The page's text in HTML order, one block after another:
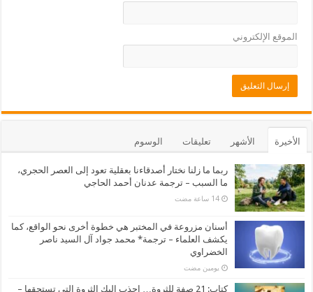
الموقع الإلكتروني
الأخيرة الأشهر تعليقات الوسوم
ربما ما زلنا نختار أصدقاءنا بعقلية تعود إلى العصر الحجري،
ما السبب – ترجمة عدنان أحمد الحاجي
‏14 ساعة مضت
أسنان مزروعة في المختبر هي خطوة أخرى نحو الواقع، كما
يكشف العلماء – ترجمة* محمد جواد آل السيد ناصر
الخضراوي
‏يومين مضت
كتاب: 21 صفة للثروة… إجذب إليك الثروة التي تستحقها –